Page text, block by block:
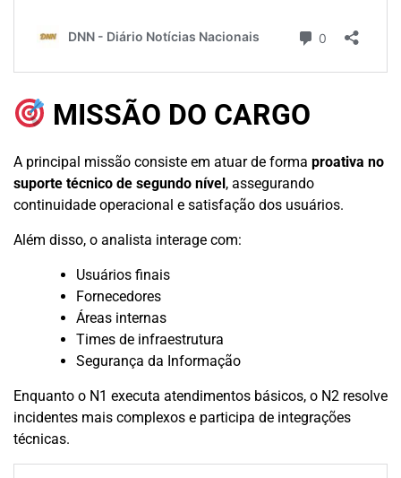
MISSÃO DO CARGO
A principal missão consiste em atuar de forma proativa no
suporte técnico de segundo nível, assegurando
continuidade operacional e satisfação dos usuários.
Além disso, o analista interage com:
Usuários finais
Fornecedores
Áreas internas
Times de infraestrutura
Segurança da Informação
Enquanto o N1 executa atendimentos básicos, o N2 resolve
incidentes mais complexos e participa de integrações
técnicas.